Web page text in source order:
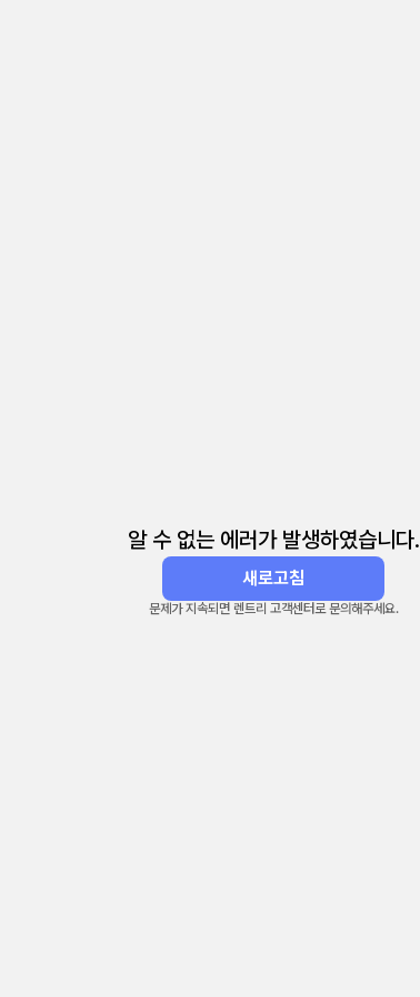
알 수 없는 에러가 발생하였습니다.
새로고침
문제가 지속되면 렌트리 고객센터로 문의해주세요.